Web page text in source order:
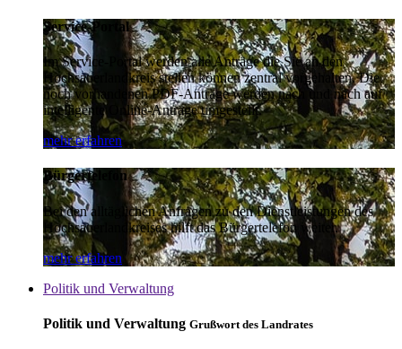
Service-Portal
Im Service-Portal werden alle Anträge die Sie an den
Hochsauerlandkreis stellen können zentral vorgehalten. Die
noch vorhandenen PDF-Anträge werden nach und nach auf
intelligente Online-Anträge umgestellt.
mehr erfahren
Bürgertelefon
Bei den alltäglichen Anfragen zu den Dienstleistungen des
Hochsauerlandkreises hilft das Bürgertelefon weiter.
mehr erfahren
Politik und Verwaltung
Politik und Verwaltung Grußwort des Landrates